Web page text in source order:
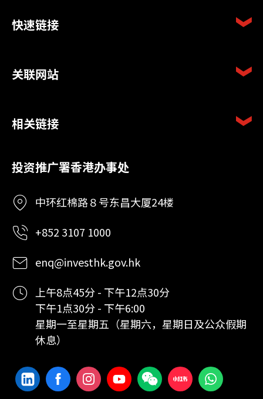
快速链接
关联网站
相关链接
投资推广署香港办事处
中环红棉路８号东昌大厦24楼
+852 3107 1000
enq@investhk.gov.hk
上午8点45分 - 下午12点30分
下午1点30分 - 下午6:00
星期一至星期五（星期六，星期日及公众假期
休息）